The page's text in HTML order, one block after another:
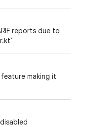
reports due to
making it